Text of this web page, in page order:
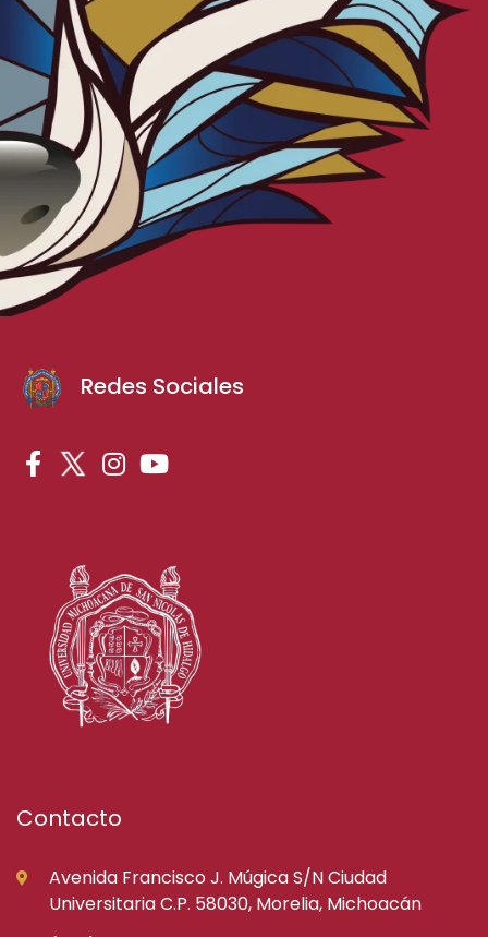
Redes Sociales
Contacto
Avenida Francisco J. Múgica S/N Ciudad
Universitaria C.P. 58030, Morelia, Michoacán